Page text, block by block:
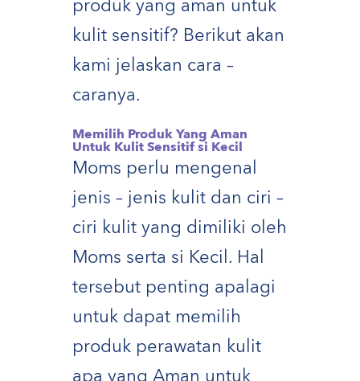
produk yang aman untuk
kulit sensitif? Berikut akan
kami jelaskan cara –
caranya.
Memilih Produk Yang Aman
Untuk Kulit Sensitif si Kecil
Moms perlu mengenal
jenis – jenis kulit dan ciri –
ciri kulit yang dimiliki oleh
Moms serta si Kecil. Hal
tersebut penting apalagi
untuk dapat memilih
produk perawatan kulit
apa yang Aman untuk